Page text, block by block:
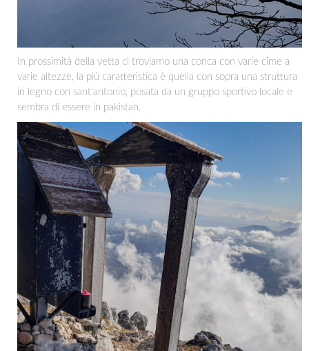
In prossimità della vetta ci troviamo una conca con varie cime a
varie altezze, la più caratteristica è quella con sopra una struttura
in legno con sant'antonio, posata da un gruppo sportivo locale e
sembra di essere in pakistan.